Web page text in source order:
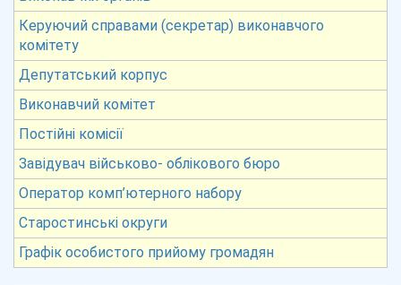
Керуючий справами (секретар) виконавчого
комітету
Депутатський корпус
Виконавчий комітет
Постійні комісії
Завідувач військово- облікового бюро
Оператор комп’ютерного набору
Старостинські округи
Графік особистого прийому громадян